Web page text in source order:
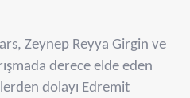
Zeynep Reyya Girgin ve
derece elde eden
dolayı Edremit